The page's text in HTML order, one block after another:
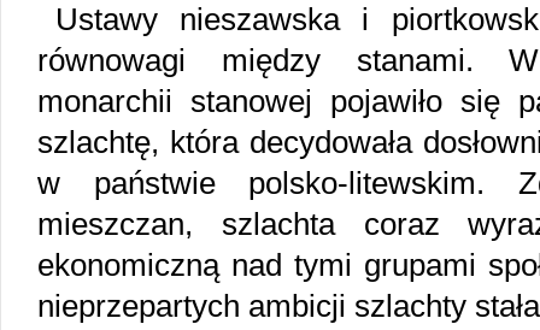
Ustawy nieszawska i
równowagi między stanami.
monarchii stanowej pojawiło się
szlachtę, która decydowała
w państwie polsko-litewskim.
mieszczan, szlachta coraz
ekonomiczną nad tymi grupami
nieprzepartych ambicji szlachty